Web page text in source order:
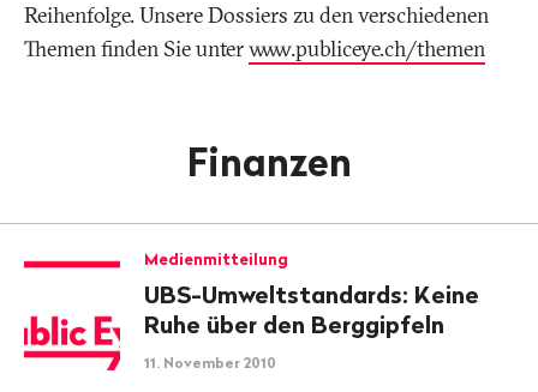
Reihenfolge. Unsere Dossiers zu den verschiedenen
Themen finden Sie unterwww.publiceye.ch/themen
Finanzen
Medienmitteilung
UBS-Umweltstandards: Keine
Ruhe über den Berggipfeln
11. November 2010